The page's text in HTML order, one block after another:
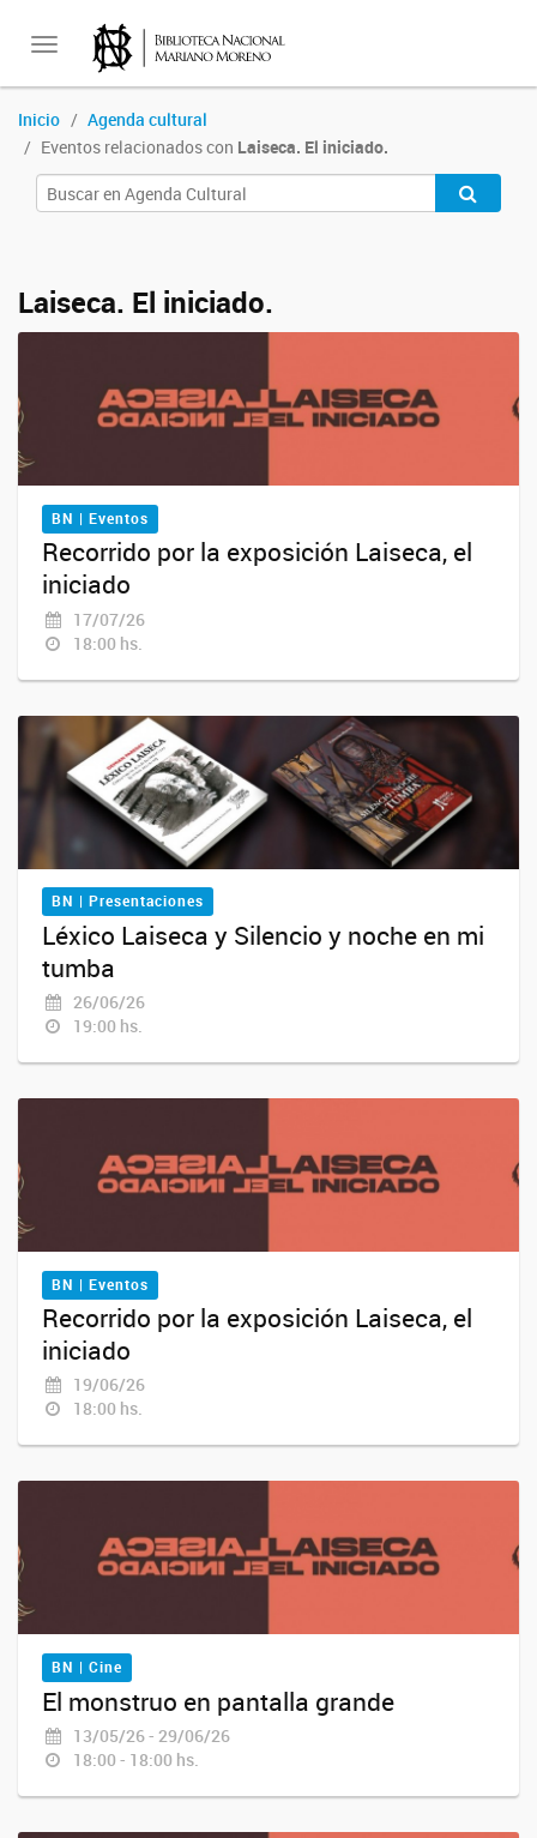
Toggle
Inicio
Agenda cultural
Eventos relacionados con Laiseca. El iniciado.
Laiseca. El iniciado.
BN | Eventos
Recorrido por la exposición Laiseca, el
iniciado
17/07/26
18:00 hs.
BN | Presentaciones
Léxico Laiseca y Silencio y noche en mi
tumba
26/06/26
19:00 hs.
BN | Eventos
Recorrido por la exposición Laiseca, el
iniciado
19/06/26
18:00 hs.
BN | Cine
El monstruo en pantalla grande
13/05/26 - 29/06/26
18:00 - 18:00 hs.